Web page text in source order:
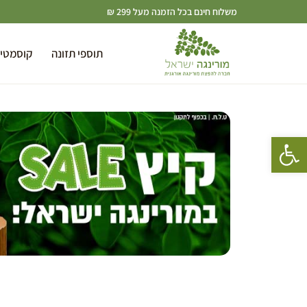
פתח סרגל נגישות
משלוח חינם בכל הזמנה מעל 299 ₪
תוספי תזונה